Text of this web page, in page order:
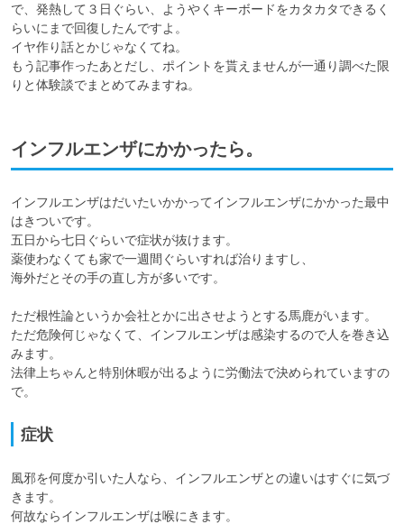
で、発熱して３日ぐらい、ようやくキーボードをカタカタできるく
らいにまで回復したんですよ。
イヤ作り話とかじゃなくてね。
もう記事作ったあとだし、ポイントを貰えませんが一通り調べた限
りと体験談でまとめてみますね。
インフルエンザにかかったら。
インフルエンザはだいたいかかってインフルエンザにかかった最中
はきついです。
五日から七日ぐらいで症状が抜けます。
薬使わなくても家で一週間ぐらいすれば治りますし、
海外だとその手の直し方が多いです。
ただ根性論というか会社とかに出させようとする馬鹿がいます。
ただ危険何じゃなくて、インフルエンザは感染するので人を巻き込
みます。
法律上ちゃんと特別休暇が出るように労働法で決められていますの
で。
症状
風邪を何度か引いた人なら、インフルエンザとの違いはすぐに気づ
きます。
何故ならインフルエンザは喉にきます。